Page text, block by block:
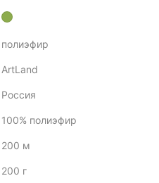
полиэфир
ArtLand
Россия
100% полиэфир
200 м
200 г